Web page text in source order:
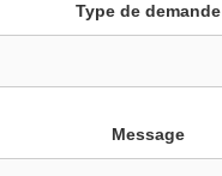
Type de demande
Message